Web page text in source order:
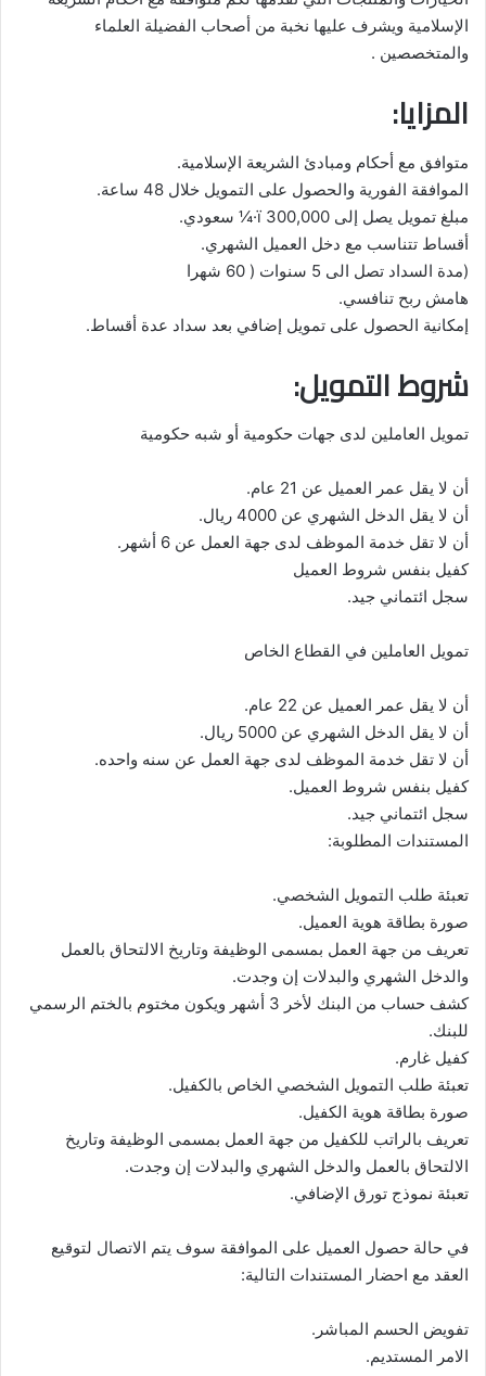
الإسلامية ويشرف عليها نخبة من أصحاب الفضيلة العلماء
والمتخصصين .
المزايا:
متوافق مع أحكام ومبادئ الشريعة الإسلامية.
الموافقة الفورية والحصول على التمويل خلال 48 ساعة.
مبلغ تمويل يصل إلى 300,000 ï·¼ سعودي.
أقساط تتناسب مع دخل العميل الشهري.
(مدة السداد تصل الى 5 سنوات ( 60 شهرا
هامش ربح تنافسي.
إمكانية الحصول على تمويل إضافي بعد سداد عدة أقساط.
شروط التمويل:
تمويل العاملين لدى جهات حكومية أو شبه حكومية
أن لا يقل عمر العميل عن 21 عام.
أن لا يقل الدخل الشهري عن 4000 ريال.
أن لا تقل خدمة الموظف لدى جهة العمل عن 6 أشهر.
كفيل بنفس شروط العميل
سجل ائتماني جيد.
تمويل العاملين في القطاع الخاص
أن لا يقل عمر العميل عن 22 عام.
أن لا يقل الدخل الشهري عن 5000 ريال.
أن لا تقل خدمة الموظف لدى جهة العمل عن سنه واحده.
كفيل بنفس شروط العميل.
سجل ائتماني جيد.
المستندات المطلوبة:
تعبئة طلب التمويل الشخصي.
صورة بطاقة هوية العميل.
تعريف من جهة العمل بمسمى الوظيفة وتاريخ الالتحاق بالعمل
والدخل الشهري والبدلات إن وجدت.
كشف حساب من البنك لأخر 3 أشهر ويكون مختوم بالختم الرسمي
للبنك.
كفيل غارم.
تعبئة طلب التمويل الشخصي الخاص بالكفيل.
صورة بطاقة هوية الكفيل.
تعريف بالراتب للكفيل من جهة العمل بمسمى الوظيفة وتاريخ
الالتحاق بالعمل والدخل الشهري والبدلات إن وجدت.
تعبئة نموذج تورق الإضافي.
في حالة حصول العميل على الموافقة سوف يتم الاتصال لتوقيع
العقد مع احضار المستندات التالية:
تفويض الحسم المباشر.
الامر المستديم.